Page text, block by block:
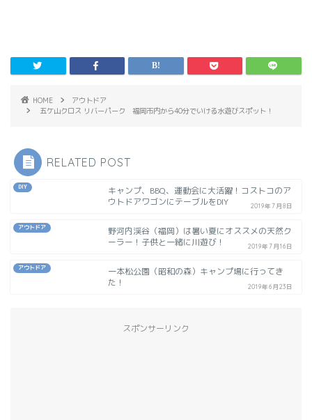
HOME
アウトドア
五ケ山クロス リバーパーク 福岡市内から40分でいける水遊びスポット！
RELATED POST
DIY
キャンプ、BBQ、運動会に大活躍！コストコのア
ウトドアワゴンにテーブルをDIY
2019年7月8日
アウトドア
野河内渓谷（福岡）は暑い夏にオススメの天然ク
ーラー！子供と一緒に川遊び！
2019年7月16日
アウトドア
一本松公園（昭和の森）キャンプ場に行ってき
た！
2019年6月23日
スポンサーリンク